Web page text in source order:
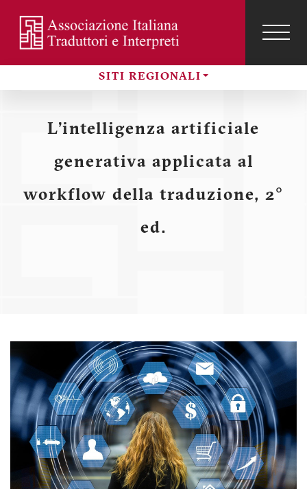
contenuto
principale
SITI REGIONALI
Menu
profilo
utente
L’intelligenza artificiale
generativa applicata al
workflow della traduzione, 2°
ed.